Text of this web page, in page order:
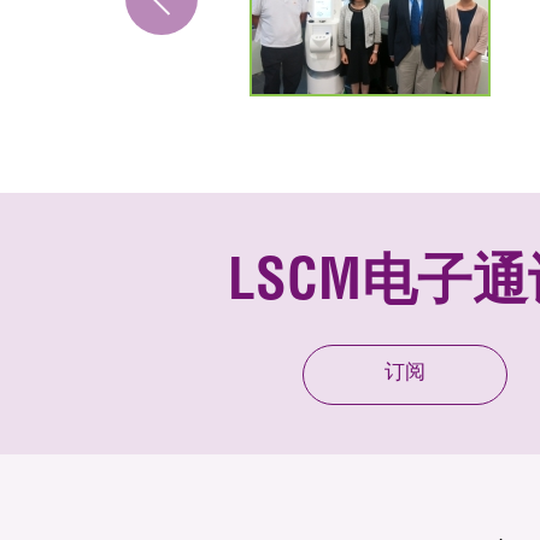
LSCM电子
订阅